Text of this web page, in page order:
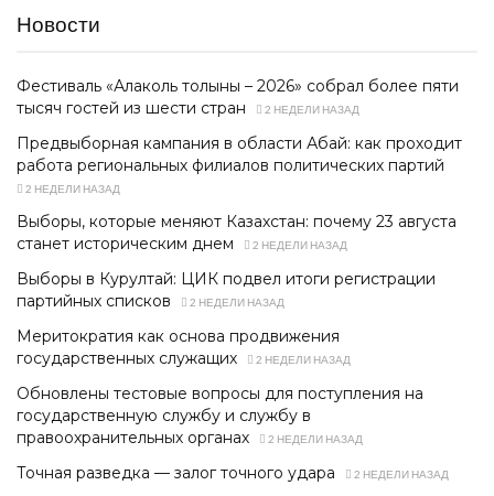
Новости
Фестиваль «Алаколь толқыны – 2026» собрал более пяти
тысяч гостей из шести стран
2 НЕДЕЛИ НАЗАД
Предвыборная кампания в области Абай: как проходит
работа региональных филиалов политических партий
2 НЕДЕЛИ НАЗАД
Выборы, которые меняют Казахстан: почему 23 августа
станет историческим днем
2 НЕДЕЛИ НАЗАД
Выборы в Курултай: ЦИК подвел итоги регистрации
партийных списков
2 НЕДЕЛИ НАЗАД
Меритократия как основа продвижения
государственных служащих
2 НЕДЕЛИ НАЗАД
Обновлены тестовые вопросы для поступления на
государственную службу и службу в
правоохранительных органах
2 НЕДЕЛИ НАЗАД
Точная разведка — залог точного удара 2 НЕДЕЛИ НАЗАД